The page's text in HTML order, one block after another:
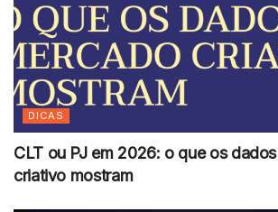
DICAS
CLT ou PJ em 2026: o que os
criativo mostram